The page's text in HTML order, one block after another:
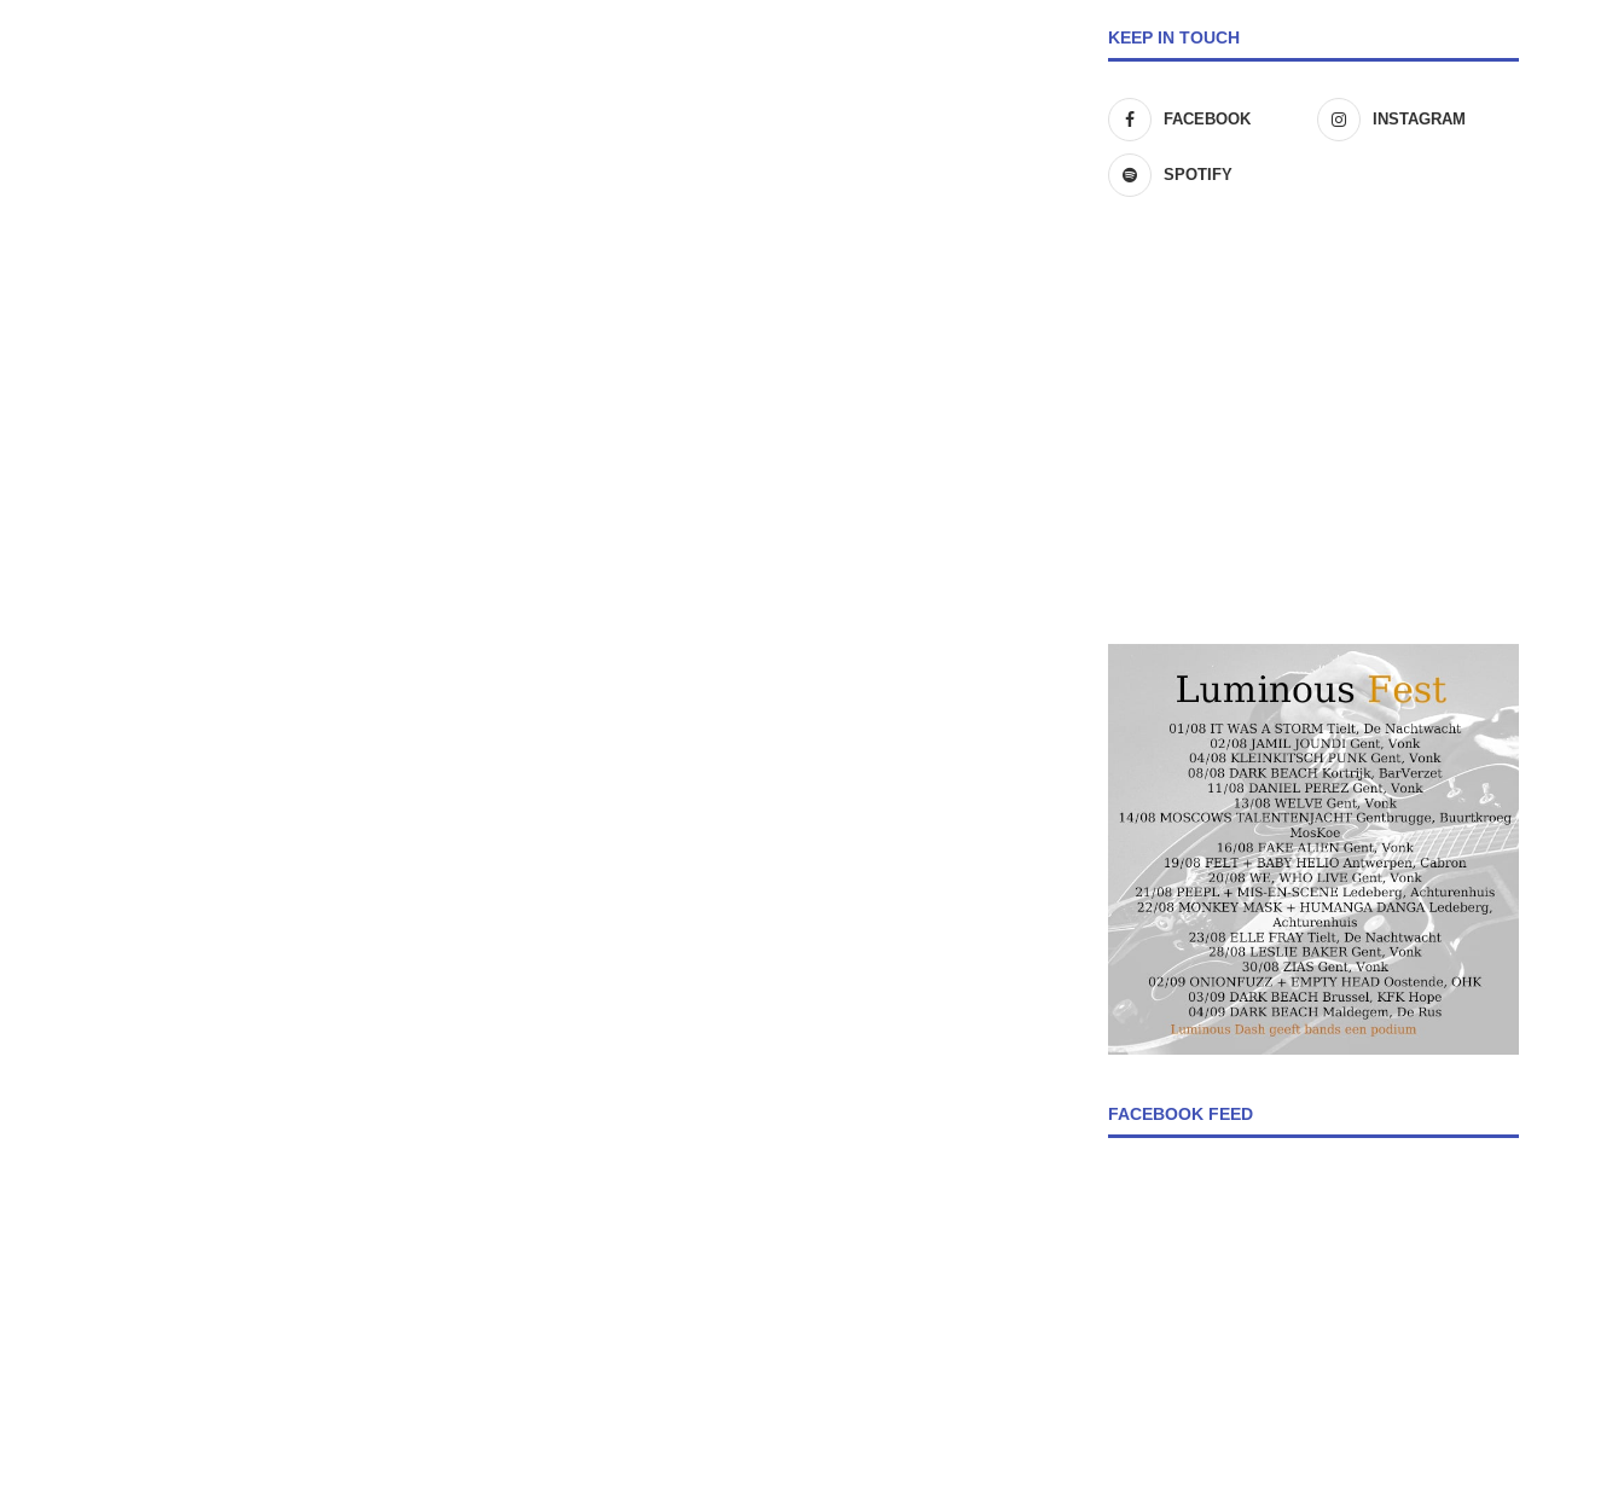
KEEP IN TOUCH
FACEBOOK INSTAGRAM
SPOTIFY
FACEBOOK FEED